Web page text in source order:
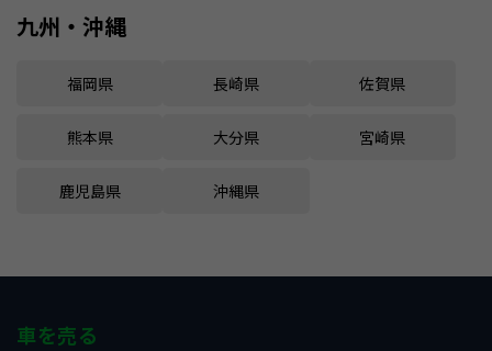
九州・沖縄
福岡県 長崎県 佐賀県
熊本県 大分県 宮崎県
鹿児島県 沖縄県
車を売る